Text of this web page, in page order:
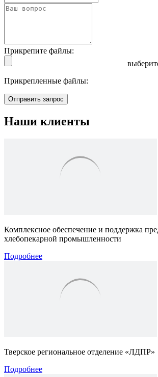
Прикрепите файлы:
Прикрепленные файлы:
Отправить запрос
Наши клиенты
Комплексное обеспечение и поддержка
хлебопекарной промышленности
Подробнее
Тверское региональное отделение «ЛДПР»
Подробнее